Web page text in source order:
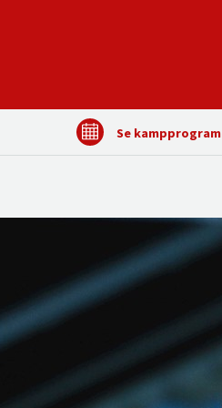
Se kampprogram